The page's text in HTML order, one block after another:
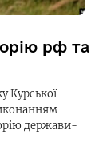
рф та
Курської
держави-